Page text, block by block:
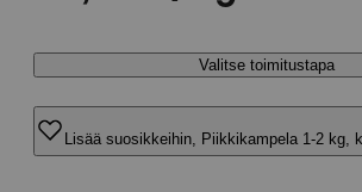
Valitse toimitustapa
Lisää suosikkeihin, Piikkikampela 1-2 kg,